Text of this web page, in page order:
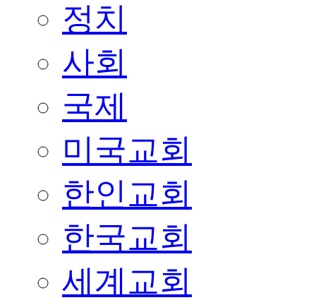
정치
사회
국제
미국교회
한인교회
한국교회
세계교회